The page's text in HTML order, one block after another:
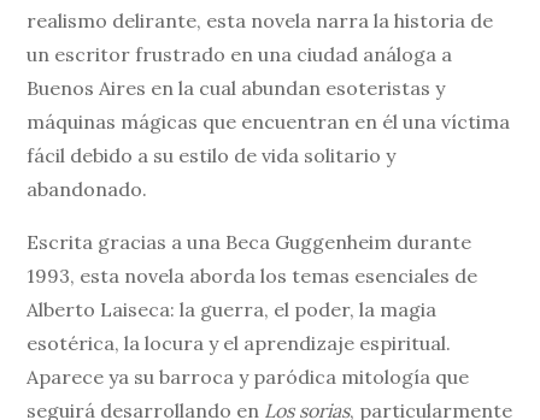
realismo delirante, esta novela narra la historia de
un escritor frustrado en una ciudad análoga a
Buenos Aires en la cual abundan esoteristas y
máquinas mágicas que encuentran en él una víctima
fácil debido a su estilo de vida solitario y
abandonado.
Escrita gracias a una Beca Guggenheim durante
1993, esta novela aborda los temas esenciales de
Alberto Laiseca: la guerra, el poder, la magia
esotérica, la locura y el aprendizaje espiritual.
Aparece ya su barroca y paródica mitología que
seguirá desarrollando en Los sorias, particularmente